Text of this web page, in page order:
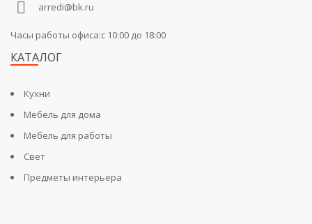
arredi@bk.ru
Часы работы офиса:c 10:00 до 18:00
КАТАЛОГ
Кухни
Мебель для дома
Мебель для работы
Свет
Предметы интерьера